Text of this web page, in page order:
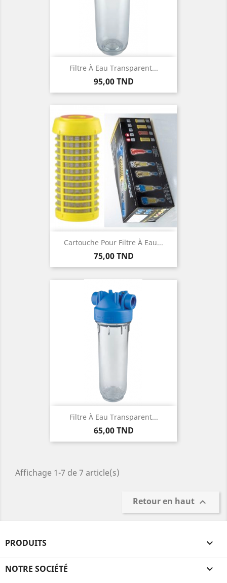
Filtre À Eau Transparent...
Prix
95,00 TND
Cartouche Pour Filtre À Eau...
Prix
75,00 TND
Filtre À Eau Transparent...
Prix
65,00 TND
Affichage 1-7 de 7 article(s)
Retour en haut 
PRODUITS 
NOTRE SOCIÉTÉ 